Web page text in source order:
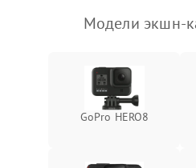
Повреждение системы
защиты от перегрева
Модели экшн-
GoPro HERO8